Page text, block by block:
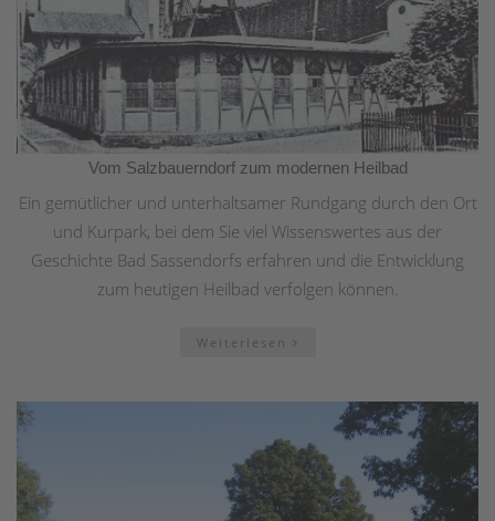
Vom Salzbauerndorf zum modernen Heilbad
Ein gemütlicher und unterhaltsamer Rundgang durch den Ort
und Kurpark, bei dem Sie viel Wissenswertes aus der
Geschichte Bad Sassendorfs erfahren und die Entwicklung
zum heutigen Heilbad verfolgen können.
Weiterlesen